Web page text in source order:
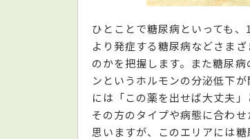
ひとことで糖尿病といっても
より発症する糖尿病などさま
のかを把握します。また糖尿
ンというホルモンの分泌低下
には「この薬を出せば大丈夫
その方のタイプや病態に合わ
思いますが、このエリアには